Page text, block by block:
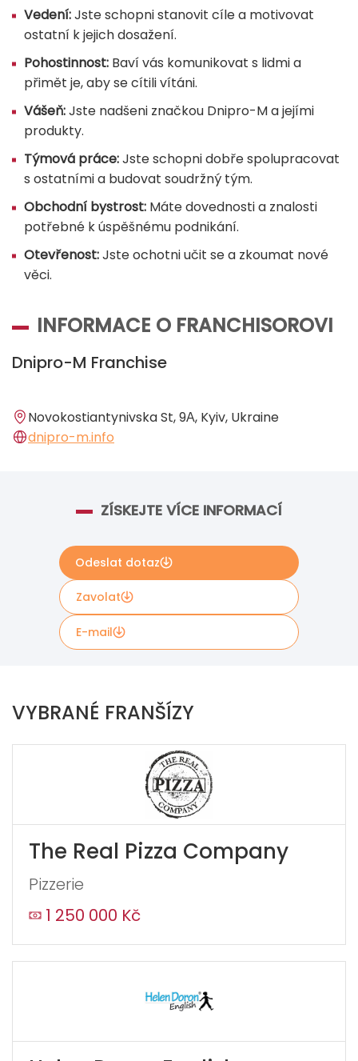
Vedení:Jste schopni stanovit cíle a motivovat
ostatní k jejich dosažení.
Pohostinnost: Baví vás komunikovat s lidmi a
přimět je, aby se cítili vítáni.
Vášeň:Jste nadšeni značkou Dnipro-M a jejími
produkty.
Týmová práce:Jste schopni dobře spolupracovat
s ostatními a budovat soudržný tým.
Obchodní bystrost: Máte dovednosti a znalosti
potřebné k úspěšnému podnikání.
Otevřenost:Jste ochotni učit se a zkoumat nové
věci.
INFORMACE O FRANCHISOROVI
Dnipro-M Franchise
Novokostiantynivska St, 9А, Kyiv, Ukraine
dnipro-m.info
ZÍSKEJTE VÍCE INFORMACÍ
Odeslat dotaz
Zavolat
E-mail
M.
If
leave
this
field
blank
VYBRANÉ FRANŠÍZY
The Real Pizza Company
Pizzerie
1 250 000 Kč